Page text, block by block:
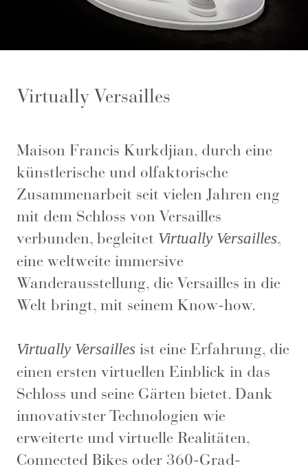
Virtually Versailles
Maison Francis Kurkdjian, durch eine
künstlerische und olfaktorische
Zusammenarbeit seit vielen Jahren eng
mit dem Schloss von Versailles
verbunden, begleitet Virtually Versailles,
eine weltweite immersive
Wanderausstellung, die Versailles in die
Welt bringt, mit seinem Know-how.
Virtually Versailles ist eine Erfahrung, die
einen ersten virtuellen Einblick in das
Schloss und seine Gärten bietet. Dank
innovativster Technologien wie
erweiterte und virtuelle Realitäten,
Connected Bikes oder 360-Grad-